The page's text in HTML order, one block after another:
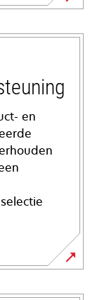
en